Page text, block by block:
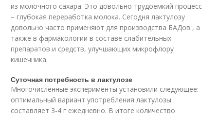
из молочного сахара. Это довольно трудоемкий процесс
– глубокая переработка молока. Сегодня лактулозу
довольно часто применяют для производства БАДов , а
также в фармакологии в составе слабительных
препаратов и средств, улучшающих микрофлору
кишечника.
Суточная потребность в лактулозе
Многочисленные эксперименты установили следующее:
оптимальный вариант употребления лактулозы
составляет 3-4 г ежедневно. В итоге количество